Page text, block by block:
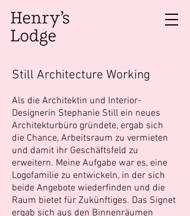
Still Architecture Working
Als die Architektin und Interior-
Designerin Stephanie Still ein neues
Architekturbüro gründete, ergab sich
die Chance, Arbeitsraum zu vermieten
und damit ihr Geschäftsfeld zu
erweitern. Meine Aufgabe war es, eine
Logofamilie zu entwickeln, in der sich
beide Angebote wiederfinden und die
Raum bietet für Zukünftiges. Das Signet
ergab sich aus den Binnenräumen